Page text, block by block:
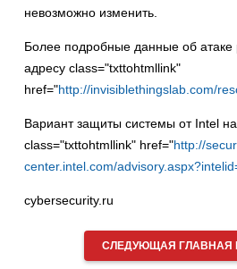
невозможно изменить.
Более подробные данные об
адресу class="txttohtmllink"
href="http://invisiblethingslab.com/
Вариант защиты системы от Intel
class="txttohtmllink" href="http://
center.intel.com/
cybersecurity.ru
СЛЕДУЮЩАЯ ГЛАВНАЯ